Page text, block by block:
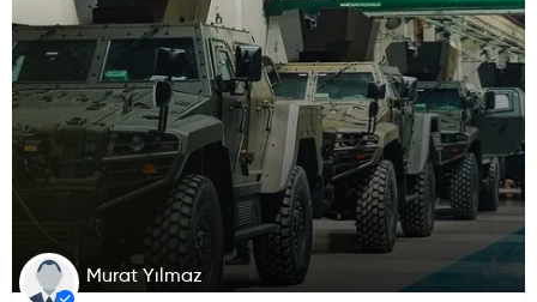
Murat Yılmaz
Deniz Haberleri 223
Uydu ve Uzay Haberi 44
Silah ve Mühimmatlar